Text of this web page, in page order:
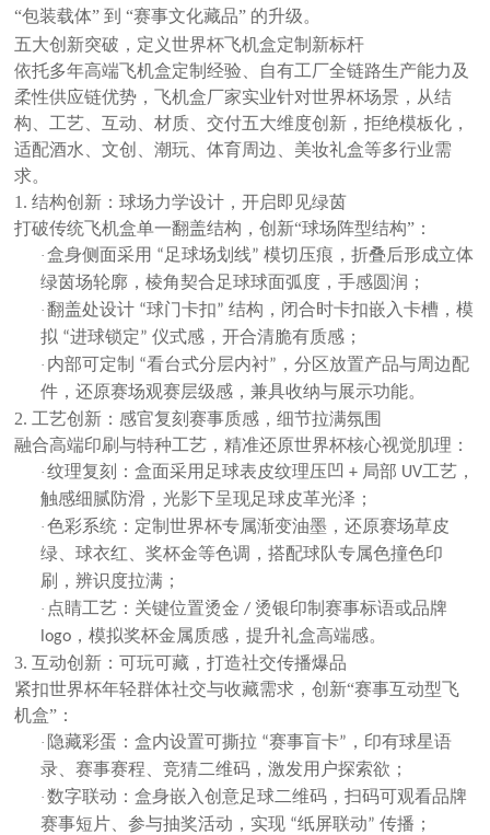
“包装载体” 到 “赛事文化藏品” 的升级。
五大创新突破，定义世界杯飞机盒定制新标杆
依托多年高端飞机盒定制经验、自有工厂全链路生产能力及
柔性供应链优势，飞机盒厂家实业针对世界杯场景，从结
构、工艺、互动、材质、交付五大维度创新，拒绝模板化，
适配酒水、文创、潮玩、体育周边、美妆礼盒等多行业需
求。
1. 结构创新：球场力学设计，开启即见绿茵
打破传统飞机盒单一翻盖结构，创新“球场阵型结构” ：
· 盒身侧面采用 “足球场划线”模切压痕，折叠后形成立体
绿茵场轮廓，棱角契合足球球面弧度，手感圆润；
· 翻盖处设计 “球门卡扣”结构，闭合时卡扣嵌入卡槽，模
拟 “进球锁定”仪式感，开合清脆有质感；
· 内部可定制 “看台式分层内衬” ，分区放置产品与周边配
件，还原赛场观赛层级感，兼具收纳与展示功能。
2. 工艺创新：感官复刻赛事质感，细节拉满氛围
融合高端印刷与特种工艺，精准还原世界杯核心视觉肌理：
· 纹理复刻：盒面采用 足球表皮纹理压凹 + 局部 UV工艺，
触感细腻防滑，光影下呈现足球皮革光泽；
· 色彩系统：定制世界杯专属渐变油墨，还原赛场草皮
绿、球衣红、奖杯金等色调，搭配球队专属色撞色印
刷，辨识度拉满；
· 点睛工艺：关键位置烫金 / 烫银印制赛事标语或品牌
logo ，模拟奖杯金属质感，提升礼盒高端感。
3. 互动创新：可玩可藏，打造社交传播爆品
紧扣世界杯年轻群体社交与收藏需求，创新“赛事互动型飞
机盒” ：
· 隐藏彩蛋：盒内设置可撕拉 “赛事盲卡” ，印有球星语
录、赛事赛程、竞猜二维码，激发用户探索欲；
· 数字联动：盒身嵌入创意足球二维码，扫码可观看品牌
赛事短片、参与抽奖活动，实现 “纸屏联动”传播；